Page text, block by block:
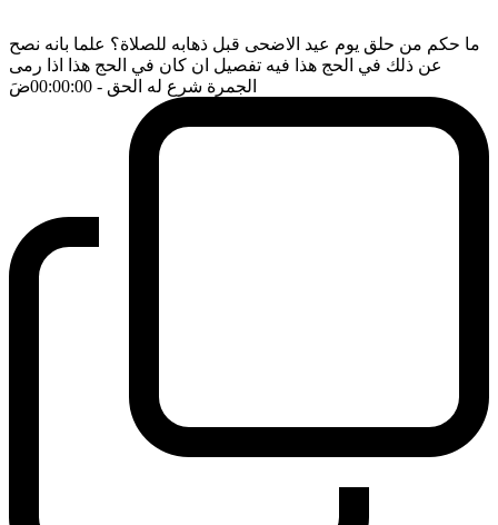
ما حكم من حلق يوم عيد الاضحى قبل ذهابه للصلاة؟ علما بانه نصح
عن ذلك في الحج هذا فيه تفصيل ان كان في الحج هذا اذا رمى
الجمرة شرع له الحق - 00:00:00 ضَ